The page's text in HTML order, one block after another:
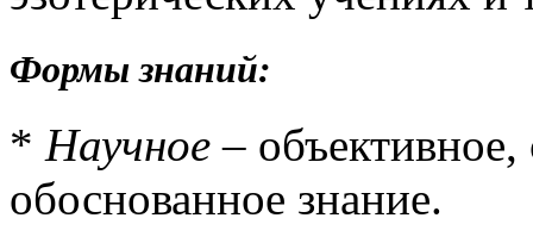
Формы знаний:
* Научное –
обоснованное знание.